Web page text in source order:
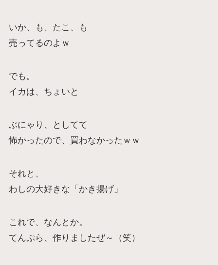
いか、も、たこ、も
売ってるのよｗ
でも。
イカは、ちょいと
ぶにゃり、としてて
怖かったので、買わなかったｗｗ
それと、
わしの大好きな「かき揚げ」
これで、なんとか。
てんぷら、作りましたぜ～（笑）